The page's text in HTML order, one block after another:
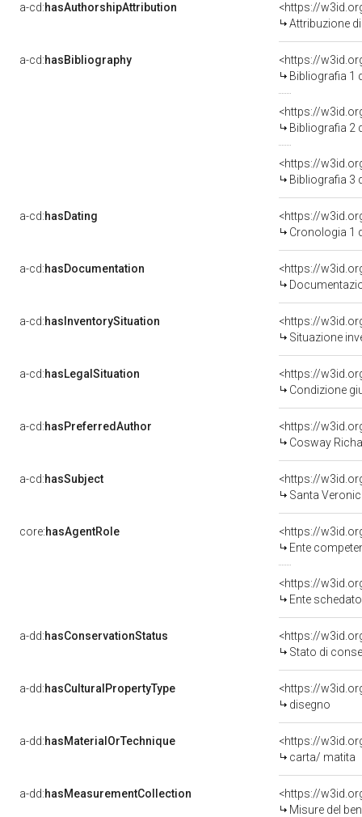
a-cd:hasAuthorshipAttribution
<https://
Attribuzione
a-cd:hasBibliography
<https://
Bibliografia 1
<https://
Bibliografia 2
<https://
Bibliografia 3
a-cd:hasDating
<https://
Cronologia 1
a-cd:hasDocumentation
a-cd:hasInventorySituation
<https://
Situazione
a-cd:hasLegalSituation
<https://
Condizione
a-cd:hasPreferredAuthor
<https://
Cosway
a-cd:hasSubject
<https://
Santa
core:hasAgentRole
<https://
Ente competente per
<https://
Ente schedatore del bene
a-dd:hasConservationStatus
<https://
Stato di
a-dd:hasCulturalPropertyType
<https://
disegno
a-dd:hasMaterialOrTechnique
<https://
carta/ matita
a-dd:hasMeasurementCollection
<https://
Misure del